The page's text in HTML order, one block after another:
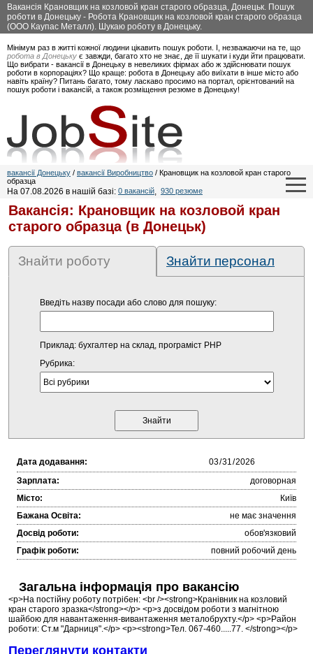
Вакансія Крановщик на козловой кран старого образца, Донецьк. Пошук
роботи в Донецьку - Робота Крановщик на козловой кран старого образца
(ООО Каупас Металл). Шукаю роботу в Донецьку.
Мінімум раз в житті кожної людини цікавить пошук роботи. І, незважаючи на те, що
робота в Донецьку є завжди, багато хто не знає, де її шукати і куди йти працювати.
Що вибрати - вакансії в Донецьку в невеликих фірмах або ж здійснювати пошук
роботи в корпораціях? Що краще: робота в Донецьку або виїхати в інше місто або
навіть країну? Питань багато, тому ласкаво просимо на портал, орієнтований на
пошук роботи і вакансій, а також розміщення резюме в Донецьку!
вакансії Донецьку / вакансії Виробництво / Крановщик на козловой кран старого
образца
На 07.08.2026 в нашій базі: 0 вакансій, 930 резюме
Вакансія: Крановщик на козловой кран
старого образца (в Донецьк)
Знайти роботу Знайти персонал
Введіть назву посади або слово для пошуку:
Приклад: бухгалтер на склад, програміст PHP
Рубрика:
Дата додавання:
Зарплата:
договорная
Місто:
Київ
Бажана Освіта:
не має значення
Досвід роботи:
обов'язковий
Графік роботи:
повний робочий день
Загальна інформація про вакансію
<p>На постійну роботу потрібен: <br /><strong>Кранівник на козловий
кран старого зразка</strong></p> <p>з досвідом роботи з магнітною
шайбою для навантаження-вивантаження металобрухту.</p> <p>Район
роботи: Ст.м "Дарниця".</p> <p><strong>Тел. 067-460.....77. </strong></p>
Переглянути контакти